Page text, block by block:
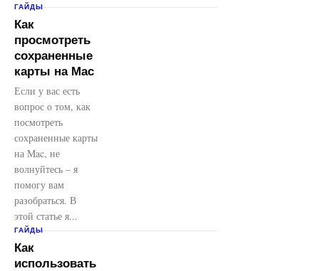
ГАЙДЫ
Как
просмотреть
сохраненные
карты на Mac
Если у вас есть
вопрос о том, как
посмотреть
сохраненные карты
на Mac, не
волнуйтесь – я
помогу вам
разобраться. В
этой статье я...
ГАЙДЫ
Как
использовать